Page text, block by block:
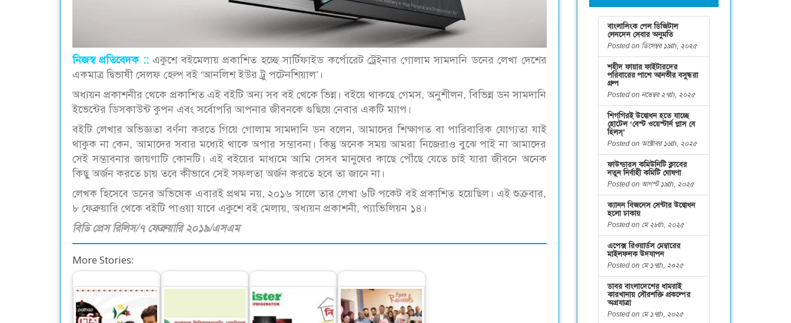
নিজস্ব প্রতিবেদক ::একুশে বইমেলায় প্রকাশিত হচ্ছে সার্টিফাইড কর্পোরেট ট্রেইনার গোলাম সামদানি ডনের লেখা দেশের
একমাত্র দ্বিভাষী সেলফ হেল্প বই ‘আনলিশ ইউর ট্রু পটেনশিয়াল’।
অধ্যয়ন প্রকাশনীর থেকে প্রকাশিত এই বইটি অন্য সব বই থেকে ভিন্ন। বইয়ে থাকছে গেমস, অনুশীলন, বিভিন্ন ডন সামদানি
ইভেন্টের ডিসকাউন্ট কুপন এবং সর্বোপরি আপনার জীবনকে গুছিয়ে নেবার একটি ম্যাপ।
বইটি লেখার অভিজ্ঞতা বর্ণনা করতে গিয়ে গোলাম সামদানি ডন বলেন, আমাদের শিক্ষাগত বা পারিবারিক যোগ্যতা যাই
থাকুক না কেন, আমাদের সবার মধ্যেই থাকে অপার সম্ভাবনা। কিন্তু অনেক সময় আমরা নিজেরাও বুঝে পাই না আমাদের
সেই সম্ভাবনার জায়গাটি কোনটি। এই বইয়ের মাধ্যমে আমি সেসব মানুষের কাছে পৌঁছে যেতে চাই যারা জীবনে অনেক
কিছু অর্জন করতে চায় তবে কীভাবে সেই সফলতা অর্জন করতে হবে তা জানে না।
লেখক হিসেবে ডনের অভিষেক এবারই প্রথম নয়, ২০১৬ সালে তার লেখা ৬টি পকেট বই প্রকাশিত হয়েছিল। এই শুক্রবার,
৮ ফেব্রুয়ারি থেকে বইটি পাওয়া যাবে একুশে বই মেলায়, অধ্যয়ন প্রকাশনী, প্যাভিলিয়ন ১৪।
বিডি প্রেস রিলিস/৭ ফেব্রুয়ারি ২০১৯/এসএম
More Stories:
বাংলালিংক পেল ডিজিটাল
লেনদেন সেবার অনুমতি
Posted on ডিসেম্বর ১৯th, ২০২৫
শহীদ ফায়ার ফাইটারদের
পরিবারের পাশে আনভীর বসুন্ধরা
গ্রুপ
Posted on নভেম্বর ২৭th, ২০২৫
শিগগিরই উদ্বোধন হতে যাচ্ছে
হোটেল ‘বেস্ট ওয়েস্টার্ন প্লাস বে
হিলস্’
Posted on অক্টোবর ১৬th, ২০২৫
ফাউন্ডারস কমিউনিটি ক্লাবের
নতুন নির্বাহী কমিটি ঘোষণা
Posted on আগস্ট ১৯th, ২০২৫
ক্যানন বিজনেস সেন্টার উদ্বোধন
হলো ঢাকায়
Posted on মে ২৮th, ২০২৫
এপেক্স রিওয়ার্ডস মেম্বারের
মাইলফলক উদযাপন
Posted on মে ১৭th, ২০২৫
ডাবর বাংলাদেশের ধামরাই
কারখানায় সৌরশক্তি প্রকল্পের
অগ্রযাত্রা
Posted on মে ১৭th, ২০২৫